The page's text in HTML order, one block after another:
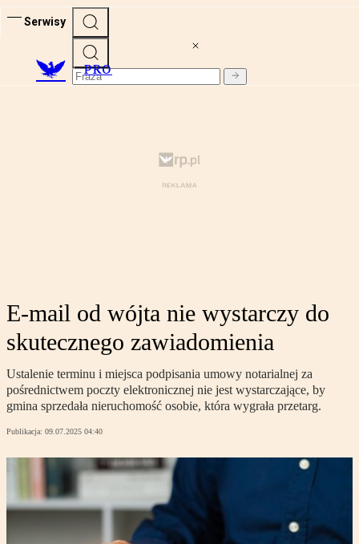
Serwisy
PRO
E-mail od wójta nie wystarczy do
skutecznego zawiadomienia
Ustalenie terminu i miejsca podpisania umowy notarialnej za
pośrednictwem poczty elektronicznej nie jest wystarczające, by
gmina sprzedała nieruchomość osobie, która wygrała przetarg.
Publikacja: 09.07.2025 04:40